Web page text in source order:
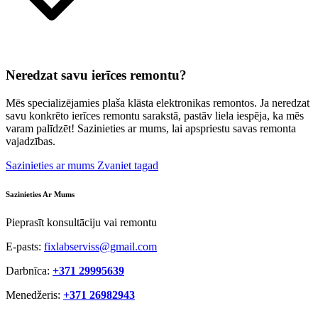
Neredzat savu ierīces remontu?
Mēs specializējamies plaša klāsta elektronikas remontos. Ja neredzat
savu konkrēto ierīces remontu sarakstā, pastāv liela iespēja, ka mēs
varam palīdzēt! Sazinieties ar mums, lai apspriestu savas remonta
vajadzības.
Sazinieties ar mums Zvaniet tagad
Sazinieties Ar Mums
Pieprasīt konsultāciju vai remontu
E-pasts: fixlabserviss@gmail.com
Darbnīca: +371 29995639
Menedžeris: +371 26982943